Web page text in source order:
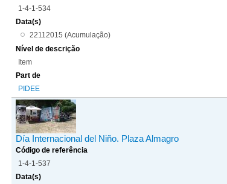
1-4-1-534
Data(s)
22112015 (Acumulação)
Nível de descrição
Item
Part de
PIDEE
Día Internacional del Niño. Plaza Almagro
Código de referência
1-4-1-537
Data(s)